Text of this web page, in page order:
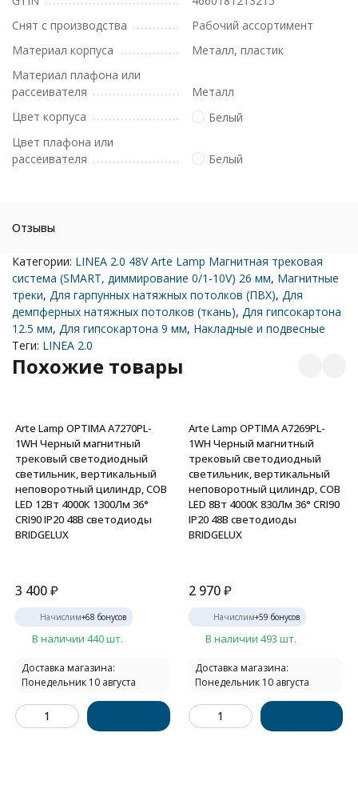
Снят с производства
Рабочий ассортимент
Материал корпуса
Металл, пластик
Материал плафона или
рассеивателя
Металл
Цвет корпуса
Белый
Цвет плафона или
рассеивателя
Белый
Отзывы
Категории: LINEA 2.0 48V Arte Lamp Магнитная трековая
система (SMART, диммирование 0/1-10V) 26 мм, Магнитные
треки, Для гарпунных натяжных потолков (ПВХ), Для
демпферных натяжных потолков (ткань), Для гипсокартона
12.5 мм, Для гипсокартона 9 мм, Накладные и подвесные
Теги: LINEA 2.0
Похожие товары
Arte Lamp OPTIMA A7270PL-
1WH Черный магнитный
трековый светодиодный
светильник, вертикальный
неповоротный цилиндр, COB
LED 12Вт 4000К 1300Лм 36°
CRI90 IP20 48В светодиоды
BRIDGELUX
3 400₽
Начислим+68 бонусов
В наличии 440 шт.
Доставка магазина:
Понедельник 10 августа
Arte Lamp OPTIMA A7269PL-
1WH Черный магнитный
трековый светодиодный
светильник, вертикальный
неповоротный цилиндр, COB
LED 8Вт 4000К 830Лм 36° CRI90
IP20 48В светодиоды
BRIDGELUX
2 970 ₽
Начислим+59 бонусов
В наличии 493 шт.
Доставка магазина:
Понедельник 10 августа